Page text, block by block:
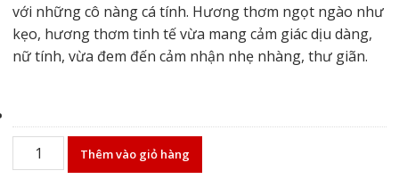
với những cô nàng cá tính. Hương thơm ngọt ngào như
kẹo, hương thơm tinh tế vừa mang cảm giác dịu dàng,
nữ tính, vừa đem đến cảm nhận nhẹ nhàng, thư giãn.
Nước
hoa
Thêm vào giỏ hàng